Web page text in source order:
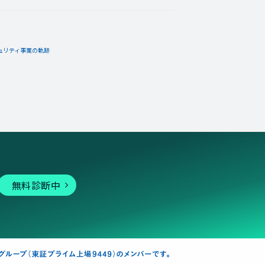
リティ事業の軌跡
無料診断中